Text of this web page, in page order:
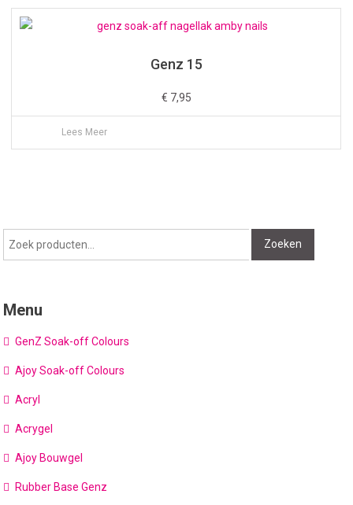
Genz 15
€ 7,95
Lees Meer
Zoeken
naar:
Zoeken
Menu
GenZ Soak-off Colours
Ajoy Soak-off Colours
Acryl
Acrygel
Ajoy Bouwgel
Rubber Base Genz